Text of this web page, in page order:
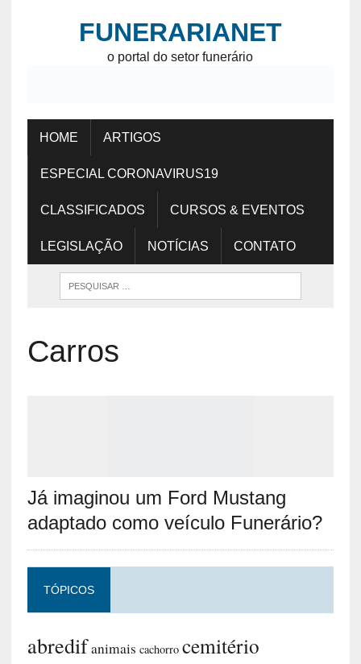
FUNERARIANET
o portal do setor funerário
HOME ARTIGOS
ESPECIAL CORONAVIRUS19
CLASSIFICADOS CURSOS & EVENTOS
LEGISLAÇÃO NOTÍCIAS CONTATO
Carros
Já imaginou um Ford Mustang
adaptado como veículo Funerário?
TÓPICOS
abredifanimais cachorro cemitério